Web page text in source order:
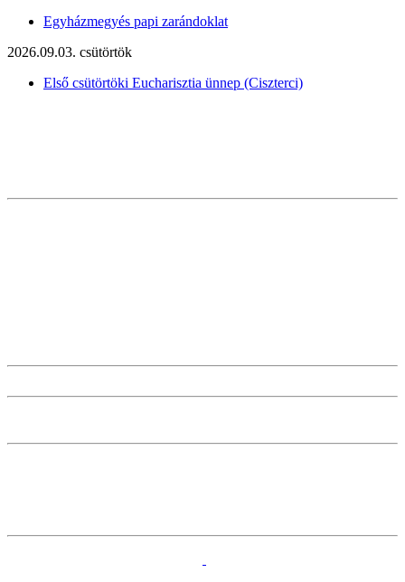
Egyházmegyés papi zarándoklat
2026.09.03. csütörtök
Első csütörtöki Eucharisztia ünnep (Ciszterci)